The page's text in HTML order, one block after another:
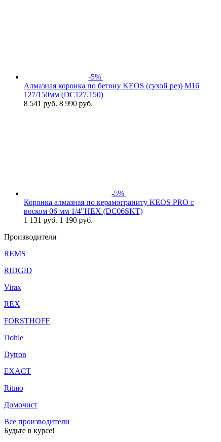
-5%
Алмазная коронка по бетону KEOS (сухой рез) М16
127/150мм (DC127.150)
8 541 руб. 8 990 руб.
-5%
Коронка алмазная по керамограниту KEOS PRO с
воском 06 мм 1/4"HEX (DC06SKT)
1 131 руб. 1 190 руб.
Производители
REMS
RIDGID
Virax
REX
FORSTHOFF
Dohle
Dytron
EXACT
Ritmo
Домочист
Все производители
Будьте в курсе!